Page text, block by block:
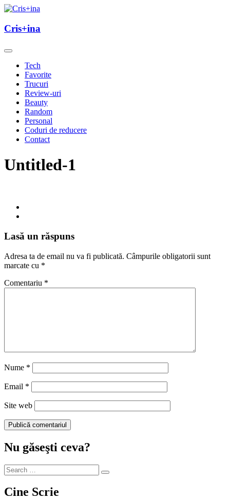
Skip
content
Cris+ina
Cris+ina
Tech
Favorite
Trucuri
Review-uri
Beauty
Random
Personal
Coduri de reducere
Contact
Untitled-1
Lasă un răspuns
Adresa ta de email nu va fi publicată. Câmpurile obligatorii sunt
marcate cu *
Comentariu *
Nume *
Email *
Site web
Nu găseşti ceva?
Cine Scrie